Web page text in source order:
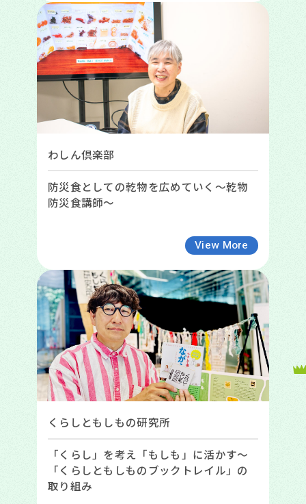
わしん倶楽部
防災食としての乾物を広めていく～乾物
防災食講師～
View More
くらしともしもの研究所
「くらし」を考え「もしも」に活かす〜
「くらしともしものブックトレイル」の
取り組み